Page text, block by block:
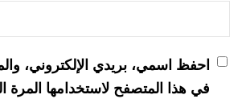
احفظ اسمي، بريدي الإلكتروني،
في هذا المتصفح لاستخدامها المرة